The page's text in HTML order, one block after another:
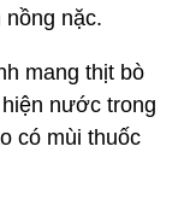
nặc.
mang thịt bò
nước trong
có mùi thuốc